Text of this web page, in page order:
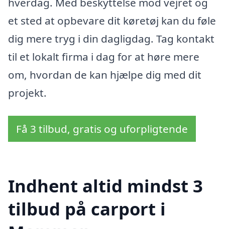
et sted at opbevare dit køretøj kan du føle
dig mere tryg i din dagligdag. Tag kontakt
til et lokalt firma i dag for at høre mere
om, hvordan de kan hjælpe dig med dit
projekt.
Få 3 tilbud, gratis og uforpligtende
Indhent altid mindst 3
tilbud på carport i